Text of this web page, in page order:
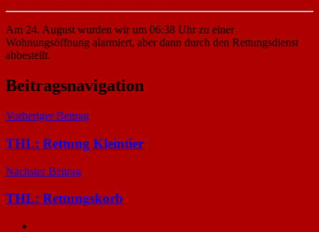
Am 24. August wurden wir um 06:38 Uhr zu einer
Wohnungsöffnung alarmiert, aber dann durch den Rettungsdienst
abbestellt.
Beitragsnavigation
Vorheriger Beitrag
THL: Rettung Kleintier
Nächster Beitrag
THL: Rettungskorb